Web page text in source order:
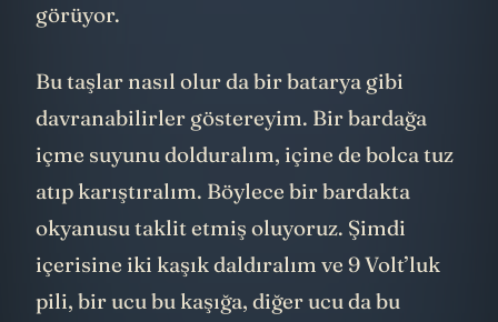
görüyor.
Bu taşlar nasıl olur da bir batarya gibi
davranabilirler göstereyim. Bir bardağa
içme suyunu dolduralım, içine de bolca tuz
atıp karıştıralım. Böylece bir bardakta
okyanusu taklit etmiş oluyoruz. Şimdi
içerisine iki kaşık daldıralım ve 9 Volt’luk
pili, bir ucu bu kaşığa, diğer ucu da bu